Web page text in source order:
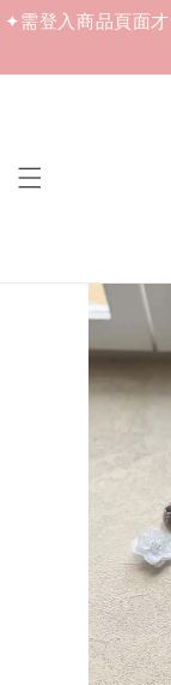
✦需登入商品頁面